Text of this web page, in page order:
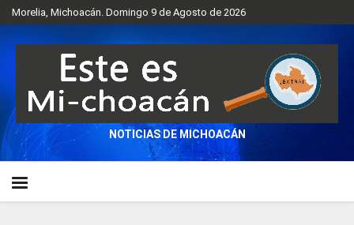
Morelia, Michoacán. Domingo 9 de Agosto de 2026
NOTICIAS DE MICHOACÁN